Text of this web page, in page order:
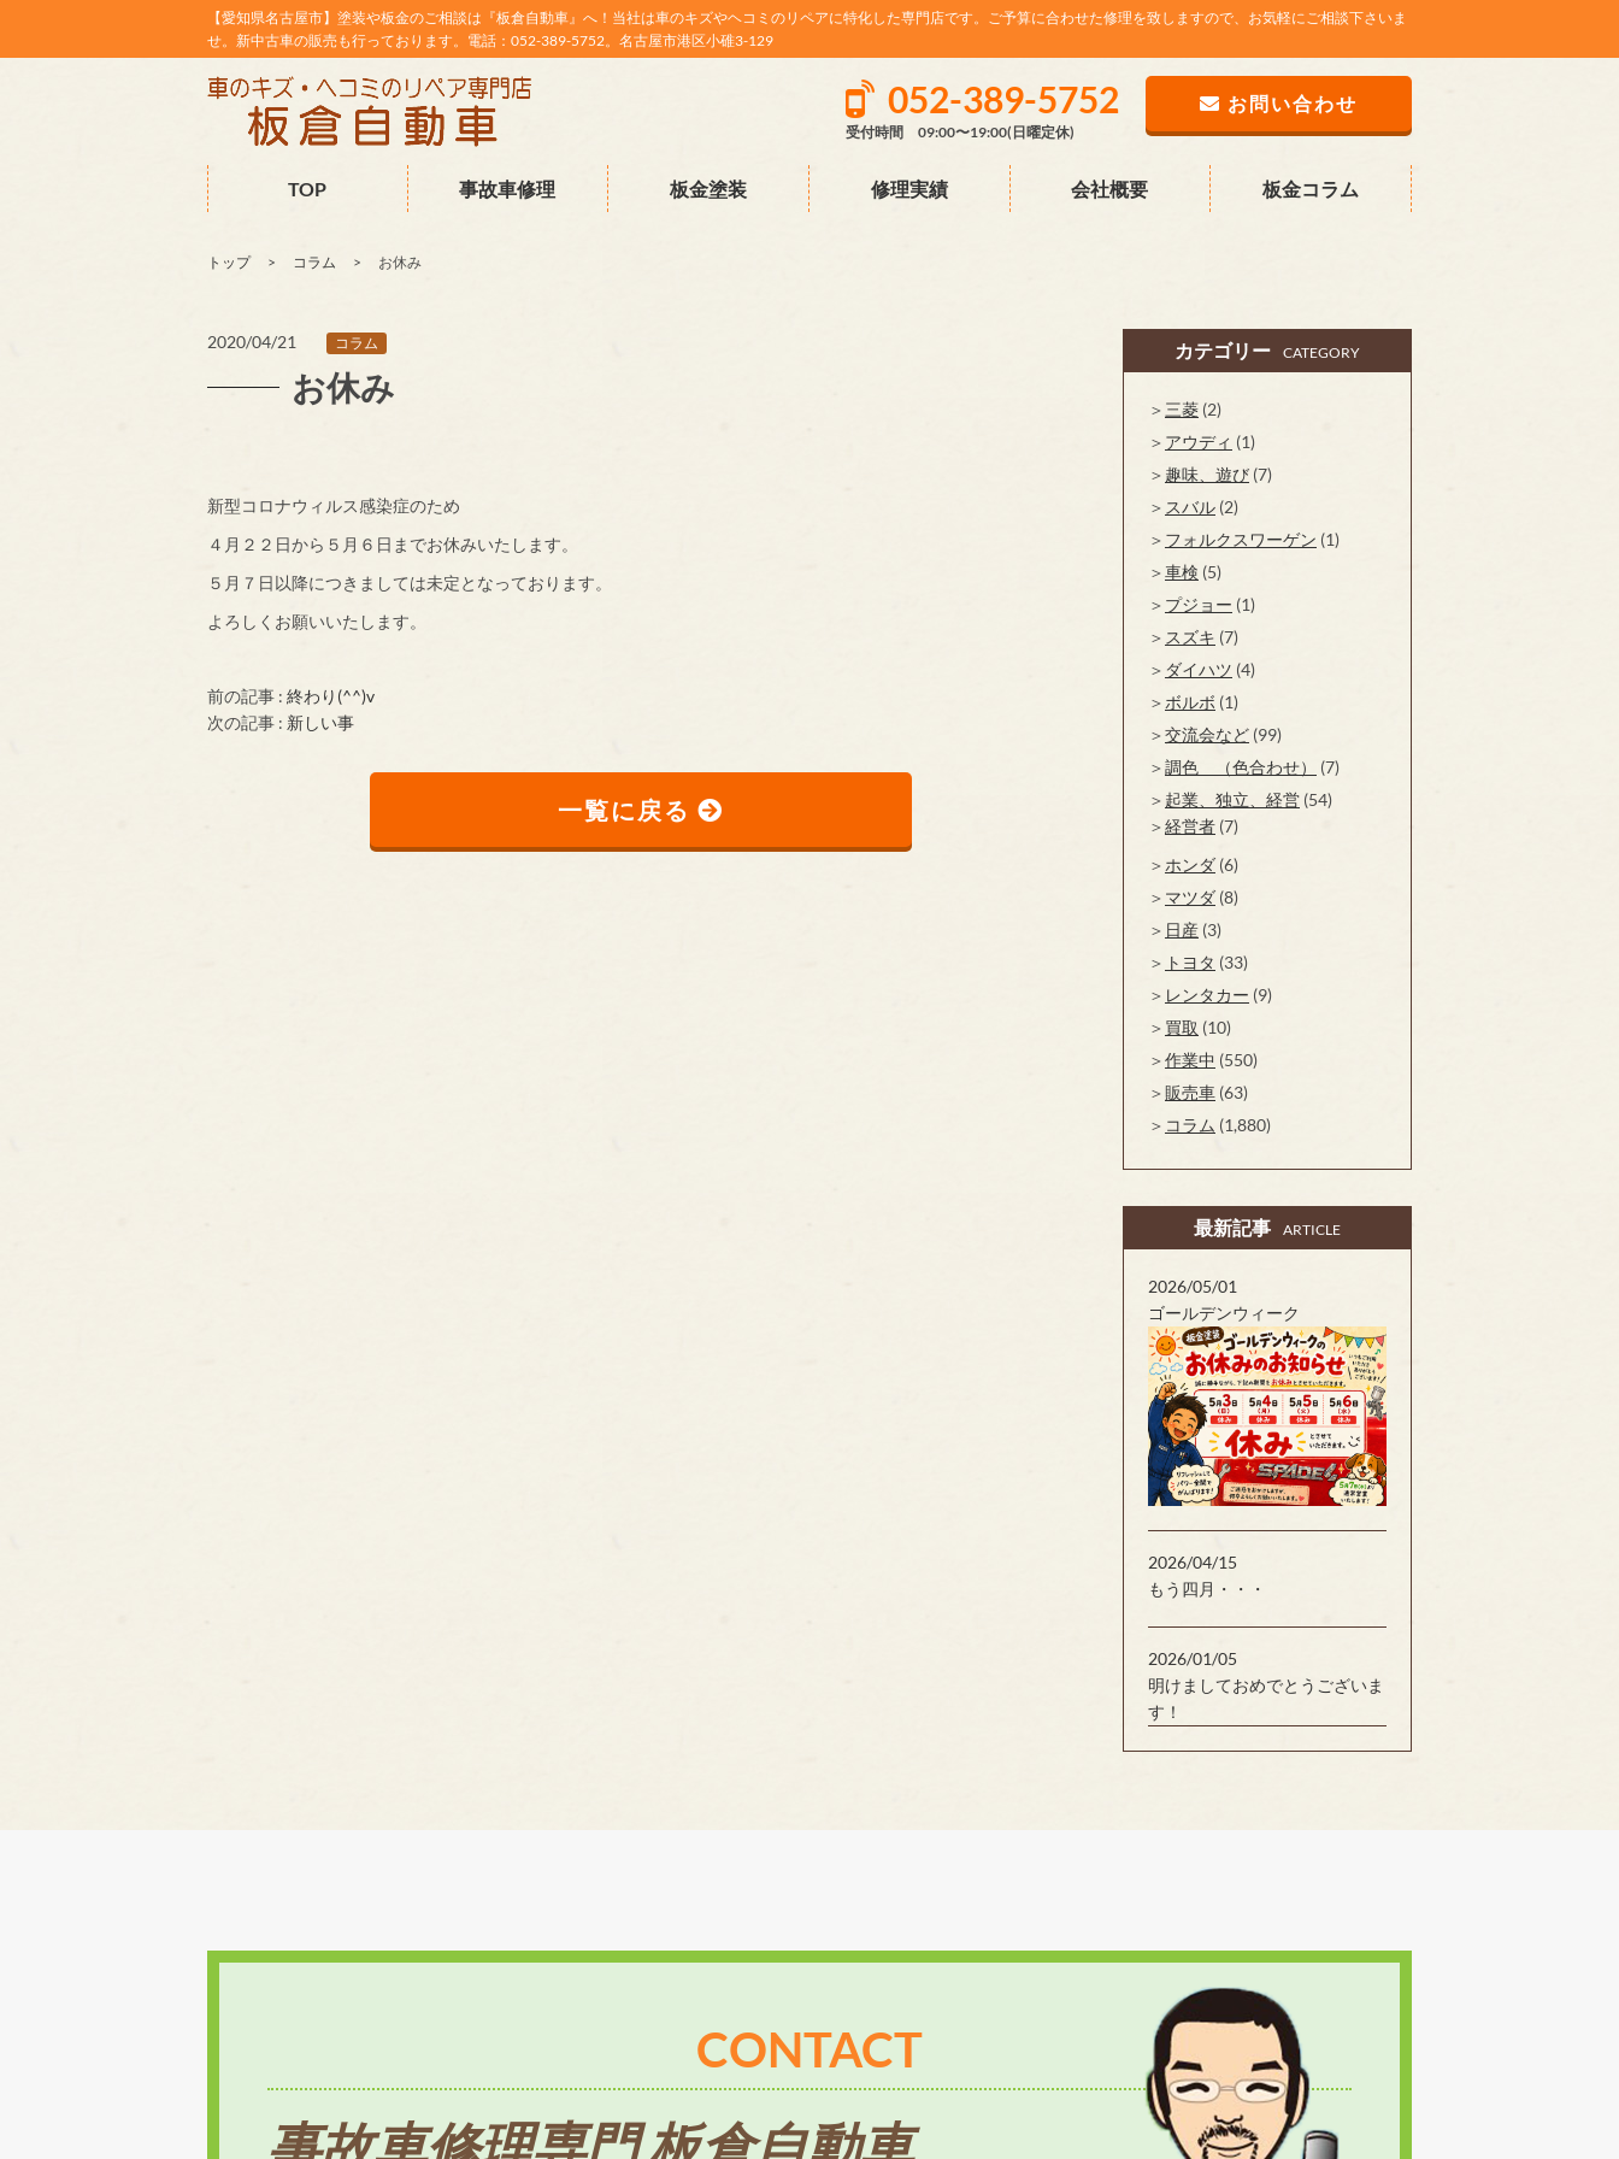
【愛知県名古屋市】塗装や板金のご相談は『板倉自動車』へ！当社は車のキズやヘコミのリペアに特化した専門店です。ご予算に合わせた修理を致しますので、お気軽にご相談下さいま
せ。新中古車の販売も行っております。電話：052-389-5752。名古屋市港区小碓3-129
052-389-5752
受付時間 09:00〜19:00(日曜定休)
お問い合わせ
TOP 事故車修理 板金塗装 修理実績 会社概要 板金コラム
トップ コラム お休み
2020/04/21 コラム
お休み
新型コロナウィルス感染症のため
４月２２日から５月６日までお休みいたします。
５月７日以降につきましては未定となっております。
よろしくお願いいたします。
前の記事 : 終わり(^^)v
次の記事 : 新しい事
一覧に戻る
カテゴリー CATEGORY
三菱 (2)
アウディ (1)
趣味、遊び (7)
スバル (2)
フォルクスワーゲン (1)
車検 (5)
プジョー (1)
スズキ (7)
ダイハツ (4)
ボルボ (1)
交流会など (99)
調色 （色合わせ）
(7)
起業、独立、経営 (54)
経営者 (7)
ホンダ (6)
マツダ (8)
日産 (3)
トヨタ (33)
レンタカー (9)
買取 (10)
作業中 (550)
販売車 (63)
コラム (1,880)
最新記事 ARTICLE
2026/05/01
ゴールデンウィーク
2026/04/15
もう四月・・・
2026/01/05
明けましておめでとうございま
す！
CONTACT
事故車修理専門 板倉自動車